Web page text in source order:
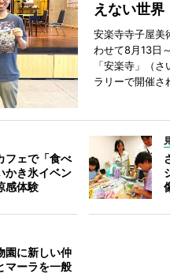
えない世界
安楽寺寺子屋美
わせて8月13日
「安楽寺」（
ラリーで開催さ
フェで「食べ
かき氷イベン
感体験
園に新しい仲
ーラを一般